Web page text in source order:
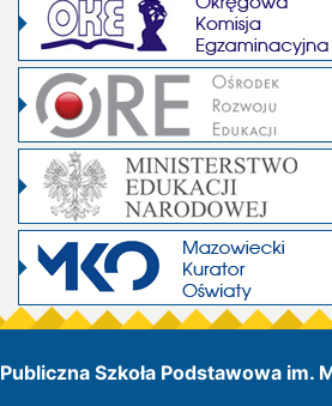
Publiczna Szkoła Podstawowa im.